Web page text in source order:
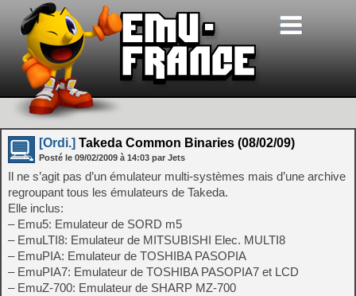
[Ordi.] Takeda Common Binaries (08/02/09)
Posté le 09/02/2009 à 14:03 par Jets
Il ne s’agit pas d’un émulateur multi-systèmes mais d’une archive
regroupant tous les émulateurs de Takeda.
Elle inclus:
– Emu5: Emulateur de SORD m5
– EmuLTI8: Emulateur de MITSUBISHI Elec. MULTI8
– EmuPIA: Emulateur de TOSHIBA PASOPIA
– EmuPIA7: Emulateur de TOSHIBA PASOPIA7 et LCD
– EmuZ-700: Emulateur de SHARP MZ-700